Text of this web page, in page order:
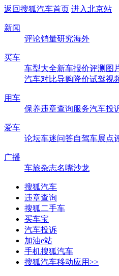
返回搜狐汽车首页 进入北京站
新闻
评论销量研究海外
买车
车型大全新车报价评测 图
汽车对比导购降价试驾视
用车
保养违章查询服务汽车投
爱车
论坛车迷问答自驾车展点
广播
车旅杂志名嘴沙龙
搜狐汽车
违章查询
搜狐二手车
买车宝
汽车投诉
加油e站
手机搜狐汽车
搜狐汽车移动应用>>